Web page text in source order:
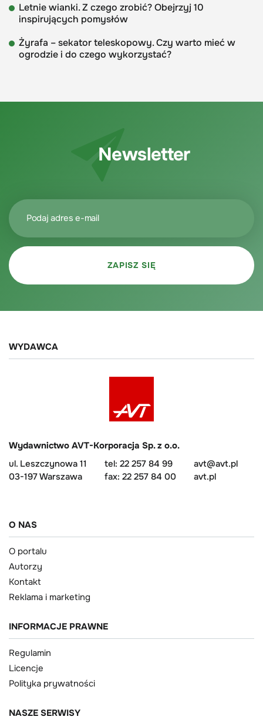
Letnie wianki. Z czego zrobić? Obejrzyj 10
inspirujących pomysłów
Żyrafa – sekator teleskopowy. Czy warto mieć w
ogrodzie i do czego wykorzystać?
Newsletter
WYDAWCA
Wydawnictwo AVT-Korporacja Sp. z o.o.
ul. Leszczynowa 11
03-197 Warszawa
tel: 22 257 84 99
fax: 22 257 84 00
avt@avt.pl
avt.pl
O NAS
O portalu
Autorzy
Kontakt
Reklama i marketing
INFORMACJE PRAWNE
Regulamin
Licencje
Polityka prywatności
NASZE SERWISY